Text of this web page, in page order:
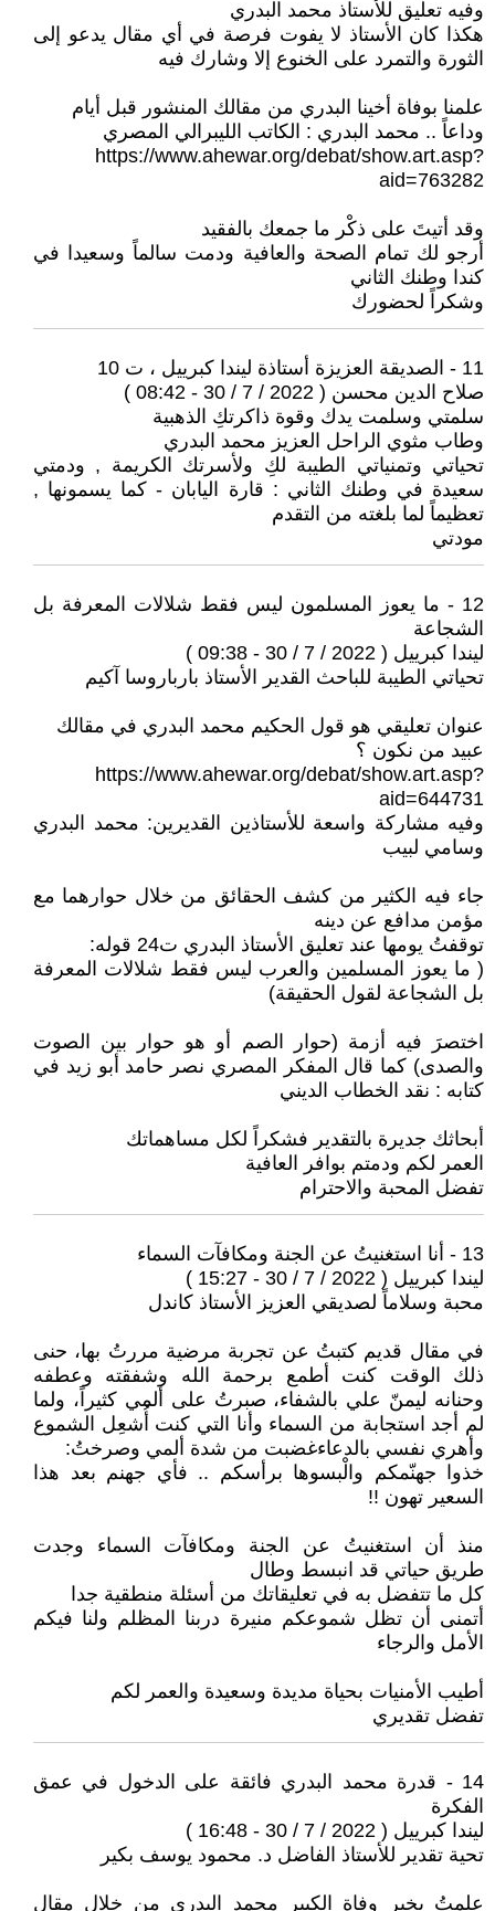
وفيه تعليق للأستاذ محمد البدري
هكذا كان الأستاذ لا يفوت فرصة في أي مقال يدعو إلى
الثورة والتمرد على الخنوع إلا وشارك فيه
علمنا بوفاة أخينا البدري من مقالك المنشور قبل أيام
وداعاً .. محمد البدري : الكاتب الليبرالي المصري
https://www.ahewar.org/debat/show.art.asp?
aid=763282
وقد أتيتَ على ذكْر ما جمعك بالفقيد
أرجو لك تمام الصحة والعافية ودمت سالماً وسعيدا في
كندا وطنك الثاني
وشكراً لحضورك
11 - الصديقة العزيزة أستاذة ليندا كبرييل ، ت 10
صلاح الدين محسن ( 2022 / 7 / 30 - 08:42 )
سلمتي وسلمت يدك وقوة ذاكرتكِ الذهبية
وطاب مثوي الراحل العزيز محمد البدري
تحياتي وتمنياتي الطيبة لكِ ولأسرتك الكريمة , ودمتي
سعيدة في وطنك الثاني : قارة اليابان - كما يسمونها ,
تعظيماً لما بلغته من التقدم
مودتي
12 - ما يعوز المسلمون ليس فقط شلالات المعرفة بل
الشجاعة
ليندا كبرييل ( 2022 / 7 / 30 - 09:38 )
تحياتي الطيبة للباحث القدير الأستاذ بارباروسا آكيم
عنوان تعليقي هو قول الحكيم محمد البدري في مقالك
عبيد من نكون ؟
https://www.ahewar.org/debat/show.art.asp?
aid=644731
وفيه مشاركة واسعة للأستاذين القديرين: محمد البدري
وسامي لبيب
جاء فيه الكثير من كشف الحقائق من خلال حوارهما مع
مؤمن مدافع عن دينه
توقفتُ يومها عند تعليق الأستاذ البدري ت24 قوله:
( ما يعوز المسلمين والعرب ليس فقط شلالات المعرفة
بل الشجاعة لقول الحقيقة)
اختصرَ فيه أزمة (حوار الصم أو هو حوار بين الصوت
والصدى) كما قال المفكر المصري نصر حامد أبو زيد في
كتابه : نقد الخطاب الديني
أبحاثك جديرة بالتقدير فشكراً لكل مساهماتك
العمر لكم ودمتم بوافر العافية
تفضل المحبة والاحترام
13 - أنا استغنيتُ عن الجنة ومكافآت السماء
ليندا كبرييل ( 2022 / 7 / 30 - 15:27 )
محبة وسلاماً لصديقي العزيز الأستاذ كاندل
في مقال قديم كتبتُ عن تجربة مرضية مررتُ بها، حنى
ذلك الوقت كنت أطمع برحمة الله وشفقته وعطفه
وحنانه ليمنّ علي بالشفاء، صبرتُ على ألمي كثيراً، ولما
لم أجد استجابة من السماء وأنا التي كنت أُشعِل الشموع
وأهري نفسي بالدعاءغضبت من شدة ألمي وصرختُ:
خذوا جهنّمكم والْبسوها برأسكم .. فأي جهنم بعد هذا
السعير تهون !!
منذ أن استغنيتُ عن الجنة ومكافآت السماء وجدت
طريق حياتي قد انبسط وطال
كل ما تتفضل به في تعليقاتك من أسئلة منطقية جدا
أتمنى أن تظل شموعكم منيرة دربنا المظلم ولنا فيكم
الأمل والرجاء
أطيب الأمنيات بحياة مديدة وسعيدة والعمر لكم
تفضل تقديري
14 - قدرة محمد البدري فائقة على الدخول في عمق
الفكرة
ليندا كبرييل ( 2022 / 7 / 30 - 16:48 )
تحية تقدير للأستاذ الفاضل د. محمود يوسف بكير
علمتُ بخبر وفاة الكبير محمد البدري من خلال مقال